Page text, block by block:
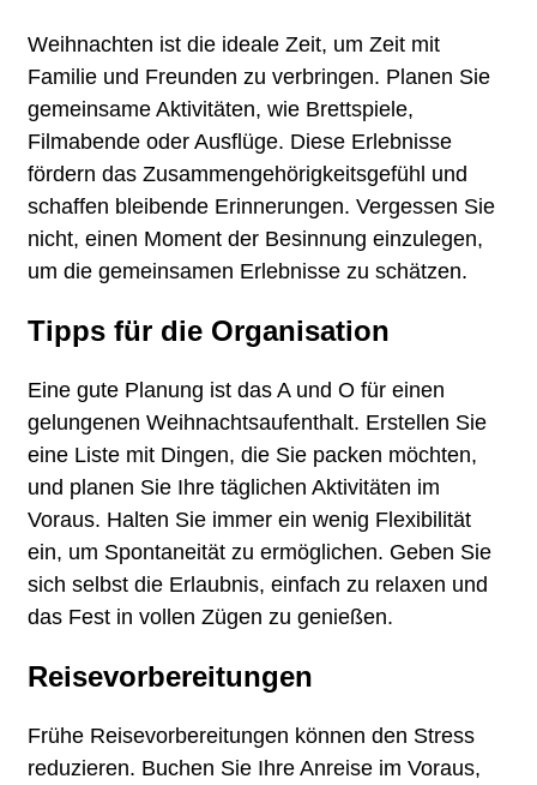
Weihnachten ist die ideale Zeit, um Zeit mit
Familie und Freunden zu verbringen. Planen Sie
gemeinsame Aktivitäten, wie Brettspiele,
Filmabende oder Ausflüge. Diese Erlebnisse
fördern das Zusammengehörigkeitsgefühl und
schaffen bleibende Erinnerungen. Vergessen Sie
nicht, einen Moment der Besinnung einzulegen,
um die gemeinsamen Erlebnisse zu schätzen.
Tipps für die Organisation
Eine gute Planung ist das A und O für einen
gelungenen Weihnachtsaufenthalt. Erstellen Sie
eine Liste mit Dingen, die Sie packen möchten,
und planen Sie Ihre täglichen Aktivitäten im
Voraus. Halten Sie immer ein wenig Flexibilität
ein, um Spontaneität zu ermöglichen. Geben Sie
sich selbst die Erlaubnis, einfach zu relaxen und
das Fest in vollen Zügen zu genießen.
Reisevorbereitungen
Frühe Reisevorbereitungen können den Stress
reduzieren. Buchen Sie Ihre Anreise im Voraus,